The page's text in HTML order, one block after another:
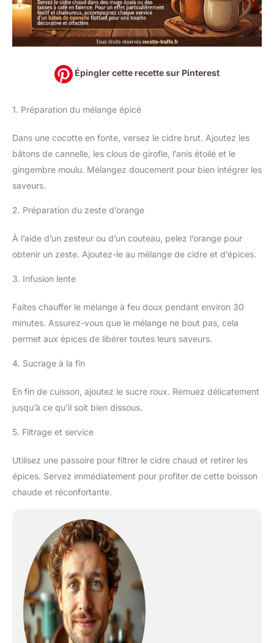
Épingler cette recette sur Pinterest
1. Préparation du mélange épicé
Dans une cocotte en fonte, versez le cidre brut. Ajoutez les
bâtons de cannelle, les clous de girofle, l’anis étoilé et le
gingembre moulu. Mélangez doucement pour bien intégrer les
saveurs.
2. Préparation du zeste d’orange
À l’aide d’un zesteur ou d’un couteau, pelez l’orange pour
obtenir un zeste. Ajoutez-le au mélange de cidre et d’épices.
3. Infusion lente
Faites chauffer le mélange à feu doux pendant environ 30
minutes. Assurez-vous que le mélange ne bout pas, cela
permet aux épices de libérer toutes leurs saveurs.
4. Sucrage à la fin
En fin de cuisson, ajoutez le sucre roux. Remuez délicatement
jusqu’à ce qu’il soit bien dissous.
5. Filtrage et service
Utilisez une passoire pour filtrer le cidre chaud et retirer les
épices. Servez immédiatement pour profiter de cette boisson
chaude et réconfortante.